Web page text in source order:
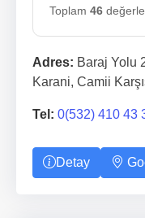
Toplam 46
Adres: Baraj Yolu
Karani, Camii
Tel: 0(532) 410 43
Detay